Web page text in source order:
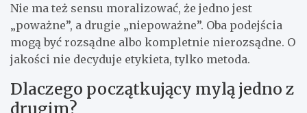
Nie ma też sensu moralizować, że jedno jest
„poważne”, a drugie „niepoważne”. Oba podejścia
mogą być rozsądne albo kompletnie nierozsądne. O
jakości nie decyduje etykieta, tylko metoda.
Dlaczego początkujący mylą jedno z
drugim?